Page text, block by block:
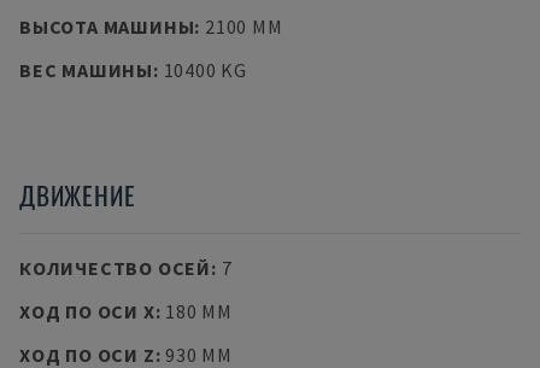
ВЫСОТА МАШИНЫ: 2100 MM
ВЕС МАШИНЫ: 10400 KG
ДВИЖЕНИЕ
КОЛИЧЕСТВО ОСЕЙ: 7
ХОД ПО ОСИ X: 180 MM
ХОД ПО ОСИ Z: 930 MM